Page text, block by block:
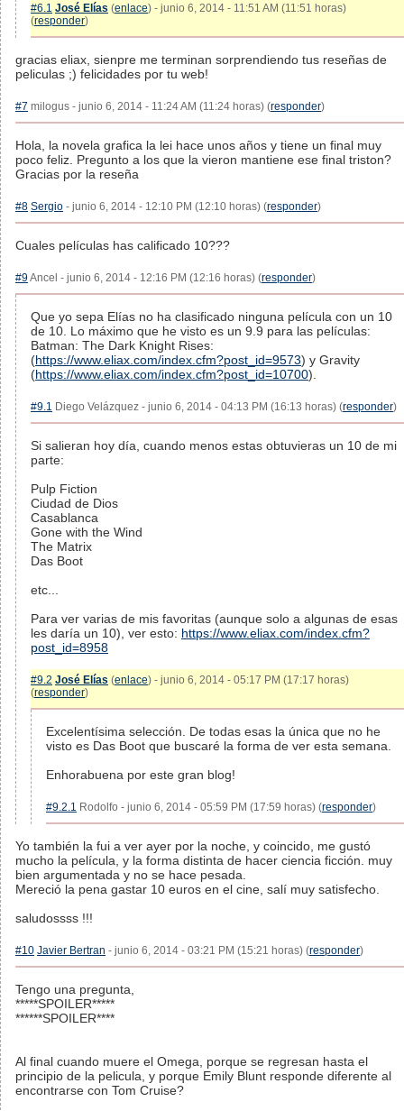
#6.1 José Elías (enlace) - junio 6, 2014 - 11:51 AM (11:51 horas)
(responder)
gracias eliax, sienpre me terminan sorprendiendo tus reseñas de
peliculas ;) felicidades por tu web!
#7 milogus - junio 6, 2014 - 11:24 AM (11:24 horas) (responder)
Hola, la novela grafica la lei hace unos años y tiene un final muy
poco feliz. Pregunto a los que la vieron mantiene ese final triston?
Gracias por la reseña
#8 Sergio - junio 6, 2014 - 12:10 PM (12:10 horas) (responder)
Cuales películas has calificado 10???
#9Ancel - junio 6, 2014 - 12:16 PM (12:16 horas) (responder)
Que yo sepa Elías no ha clasificado ninguna película con un 10
de 10. Lo máximo que he visto es un 9.9 para las películas:
Batman: The Dark Knight Rises:
(https://www.eliax.com/index.cfm?post_id=9573) y Gravity
(https://www.eliax.com/index.cfm?post_id=10700).
#9.1 Diego Velázquez - junio 6, 2014 - 04:13 PM (16:13 horas) (responder)
Si salieran hoy día, cuando menos estas obtuvieras un 10 de mi
parte:
Pulp Fiction
Ciudad de Dios
Casablanca
Gone with the Wind
The Matrix
Das Boot
etc...
Para ver varias de mis favoritas (aunque solo a algunas de esas
les daría un 10), ver esto: https://www.eliax.com/index.cfm?
post_id=8958
#9.2 José Elías (enlace) - junio 6, 2014 - 05:17 PM (17:17 horas)
(responder)
Excelentísima selección. De todas esas la única que no he
visto es Das Boot que buscaré la forma de ver esta semana.
Enhorabuena por este gran blog!
#9.2.1 Rodolfo - junio 6, 2014 - 05:59 PM (17:59 horas) (responder)
Yo también la fui a ver ayer por la noche, y coincido, me gustó
mucho la película, y la forma distinta de hacer ciencia ficción. muy
bien argumentada y no se hace pesada.
Mereció la pena gastar 10 euros en el cine, salí muy satisfecho.
saludossss !!!
#10 Javier Bertran - junio 6, 2014 - 03:21 PM (15:21 horas) (responder)
Tengo una pregunta,
*****SPOILER*****
******SPOILER****
Al final cuando muere el Omega, porque se regresan hasta el
principio de la pelicula, y porque Emily Blunt responde diferente al
encontrarse con Tom Cruise?